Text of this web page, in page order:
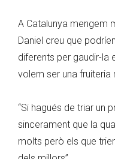
A Catalunya mengem
Daniel creu que
diferents per gaudir-la
volem ser una fruiteria
“Si hagués de triar un
sincerament que la
molts però els que